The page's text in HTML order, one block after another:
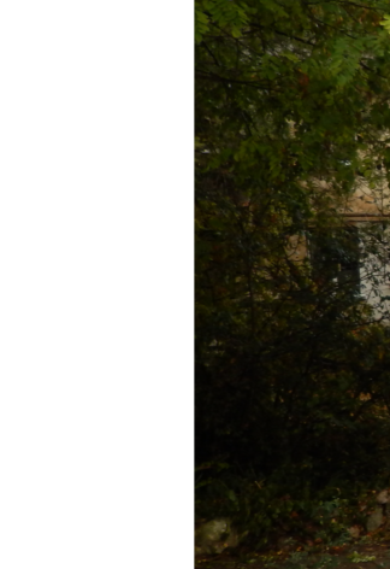
КРЫМ.НЕПОКОРЕННЫЙ
УКРАИНСКАЯ ПРОБЛЕМА КРЫМА